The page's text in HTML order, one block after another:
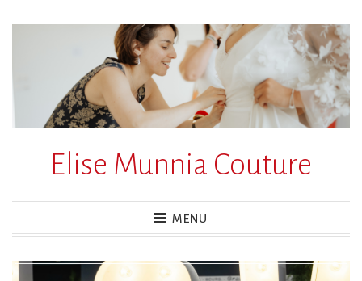
Elise Munnia Couture
MENU